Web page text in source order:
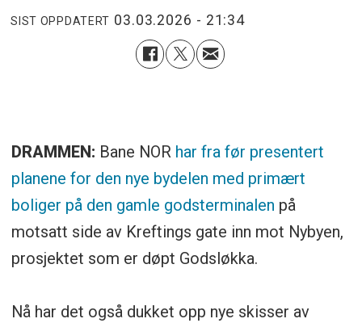
SIST OPPDATERT 03.03.2026 - 21:34
DRAMMEN: Bane NOR har fra før presentert
planene for den nye bydelen med primært
boliger på den gamle godsterminalen på
motsatt side av Kreftings gate inn mot Nybyen,
prosjektet som er døpt Godsløkka.
Nå har det også dukket opp nye skisser av